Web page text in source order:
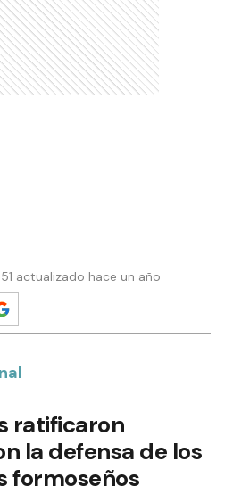
actualizado hace un año
ratificaron
la defensa de los
formoseños